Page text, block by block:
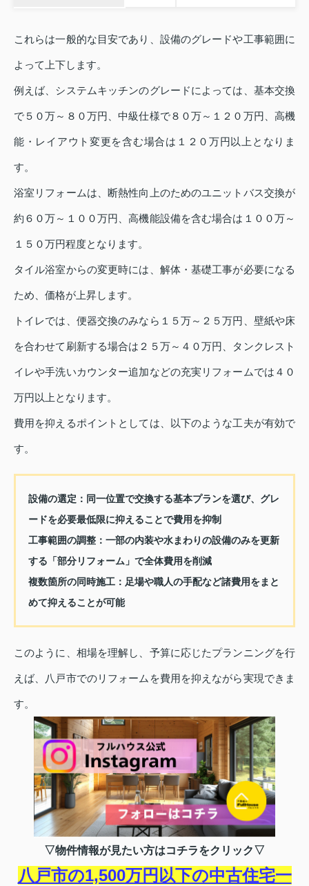
これらは一般的な目安であり、設備のグレードや工事範囲に
よって上下します。
例えば、システムキッチンのグレードによっては、基本交換
で５０万～８０万円、中級仕様で８０万～１２０万円、高機
能・レイアウト変更を含む場合は１２０万円以上となりま
す。
浴室リフォームは、断熱性向上のためのユニットバス交換が
約６０万～１００万円、高機能設備を含む場合は１００万～
１５０万円程度となります。
タイル浴室からの変更時には、解体・基礎工事が必要になる
ため、価格が上昇します。
トイレでは、便器交換のみなら１５万～２５万円、壁紙や床
を合わせて刷新する場合は２５万～４０万円、タンクレスト
イレや手洗いカウンター追加などの充実リフォームでは４０
万円以上となります。
費用を抑えるポイントとしては、以下のような工夫が有効で
す。
設備の選定：同一位置で交換する基本プランを選び、グレ
ードを必要最低限に抑えることで費用を抑制
工事範囲の調整：一部の内装や水まわりの設備のみを更新
する「部分リフォーム」で全体費用を削減
複数箇所の同時施工：足場や職人の手配など諸費用をまと
めて抑えることが可能
このように、相場を理解し、予算に応じたプランニングを行
えば、八戸市でのリフォームを費用を抑えながら実現できま
す。
▽物件情報が見たい方はコチラをクリック▽
八戸市の1,500万円以下の中古住宅一